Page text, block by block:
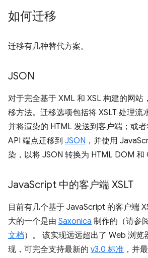
如何迁移
迁移有几种替代方案。
JSON
对于完全基于 XML 和 XSL 构建的网站
移方法。迁移选项包括将 XSLT 处理流
并将渲染的 HTML 发送到客户端；或
API 端点迁移到 JSON ，并使用
染，以将 JSON 转换为 HTML DOM 和
JavaScript 中的客户端 XSLT
目前有几个基于 JavaScript 的客户端
大的一个是由 Saxonica 制作的（请参
文档）。 该实现远远超出了 Web 浏览
现，可完全支持最新的 v3.0 标准 ，并